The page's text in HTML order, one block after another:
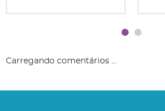
Carregando comentários ...